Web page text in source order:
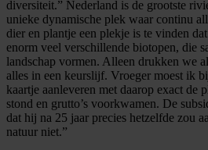
diversiteit.” Nederland is de grootste
unieke dynamische plek waar continu
dier en plantje een plekje is te vinden
enorm veel verschillende biotopen, die
landschap vormen. Alleen drukken we
alles in een keurslijf. Vroeger moest ik
kaartje aanleveren met daarop exact de
stond en grutto’s voorkwamen. De
dat hij na 25 jaar precies hetzelfde zou
natuur niet.”